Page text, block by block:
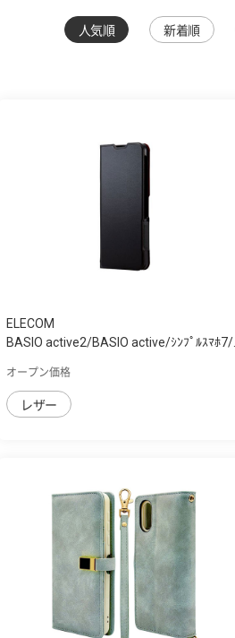
人気順 新着順
ELECOM
BASIO active2/BASIO active/ｼﾝﾌﾟﾙｽﾏﾎ7/...
オープン価格
レザー